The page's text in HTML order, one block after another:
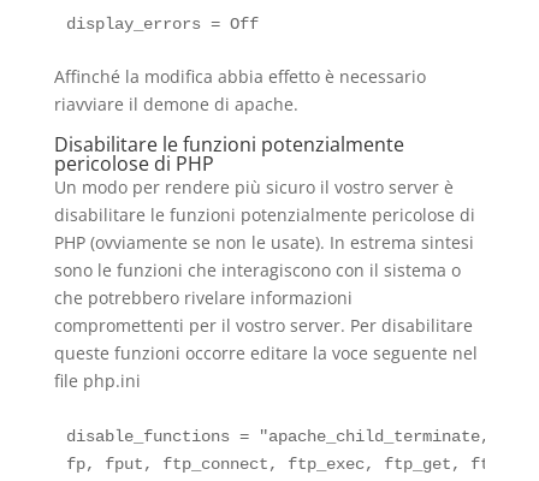
display_errors = Off
Affinché la modifica abbia effetto è necessario
riavviare il demone di apache.
Disabilitare le funzioni potenzialmente
pericolose di PHP
Un modo per rendere più sicuro il vostro server è
disabilitare le funzioni potenzialmente pericolose di
PHP (ovviamente se non le usate). In estrema sintesi
sono le funzioni che interagiscono con il sistema o
che potrebbero rivelare informazioni
compromettenti per il vostro server. Per disabilitare
queste funzioni occorre editare la voce seguente nel
file php.ini
disable_functions = "apache_child_terminate,
fp, fput, ftp_connect, ftp_exec, ftp_get,